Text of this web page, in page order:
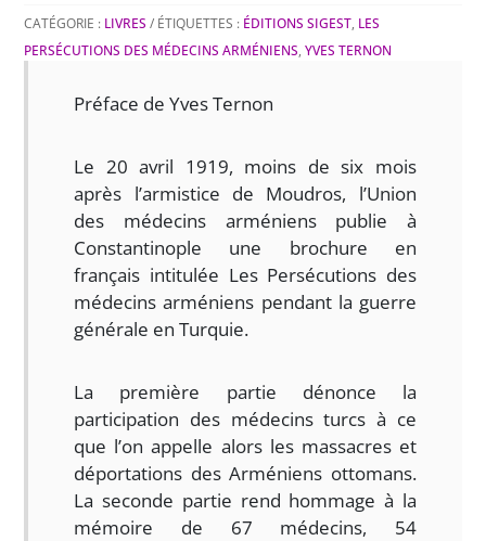
CATÉGORIE : LIVRES ÉTIQUETTES : ÉDITIONS SIGEST, LES
PERSÉCUTIONS DES MÉDECINS ARMÉNIENS,YVES TERNON
Préface de Yves Ternon
Le 20 avril 1919, moins de six mois
après l’armistice de Moudros, l’Union
des médecins arméniens publie à
Constantinople une brochure en
français intitulée Les Persécutions des
médecins arméniens pendant la guerre
générale en Turquie.
La première partie dénonce la
participation des médecins turcs à ce
que l’on appelle alors les massacres et
déportations des Arméniens ottomans.
La seconde partie rend hommage à la
mémoire de 67 médecins, 54